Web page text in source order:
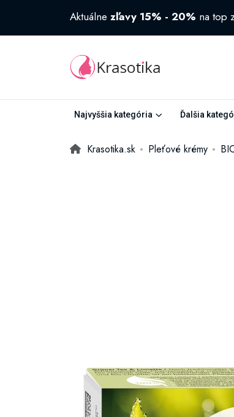
Aktuálne zľavy 15% - 20% na top
Najvyššia kategória Ďalšia
Krasotika.sk Pleťové krémy